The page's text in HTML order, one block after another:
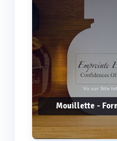
Vu sur Site
Mouillette -